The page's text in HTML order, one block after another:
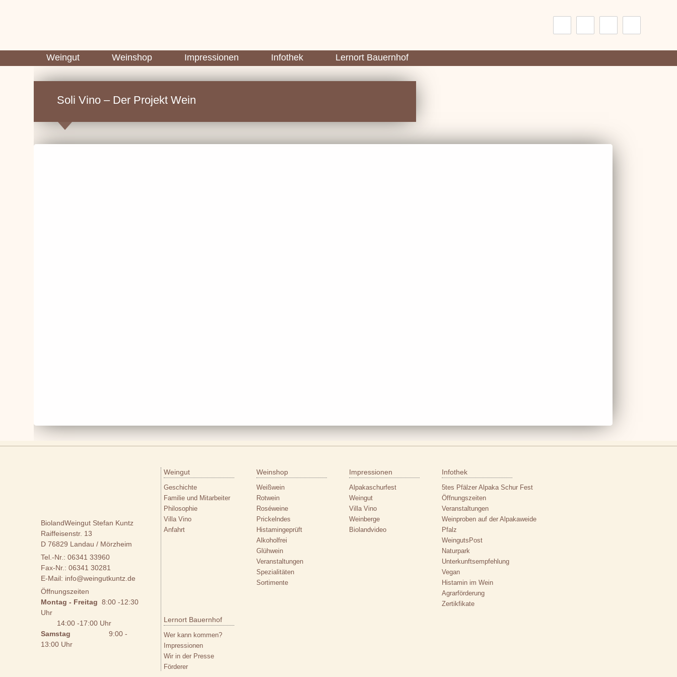
Zum Inhalt springen
Weingut Weinshop Impressionen Infothek Lernort Bauernhof
Soli Vino – Der Projekt Wein
BiolandWeingut Stefan Kuntz
Raiffeisenstr. 13
D 76829 Landau / Mörzheim
Tel.-Nr.: 06341 33960
Fax-Nr.: 06341 30281
E-Mail: info@weingutkuntz.de
Öffnungszeiten
Montag - Freitag 8:00 -12:30
Uhr
14:00 -17:00 Uhr
Samstag 9:00 -
13:00 Uhr
Zum Inhalt springen
Weingut
Geschichte
Familie und Mitarbeiter
Philosophie
Villa Vino
Anfahrt
Weinshop
Weißwein
Rotwein
Roséweine
Prickelndes
Histamingeprüft
Alkoholfrei
Glühwein
Veranstaltungen
Spezialitäten
Sortimente
Impressionen
Alpakaschurfest
Weingut
Villa Vino
Weinberge
Biolandvideo
Infothek
5tes Pfälzer Alpaka Schur Fest
Öffnungszeiten
Veranstaltungen
Weinproben auf der Alpakaweide
Pfalz
WeingutsPost
Naturpark
Unterkunftsempfehlung
Vegan
Histamin im Wein
Agrarförderung
Zertikfikate
Lernort Bauernhof
Wer kann kommen?
Impressionen
Wir in der Presse
Förderer